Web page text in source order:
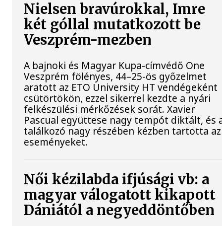
Nielsen bravúrokkal, Imre
két góllal mutatkozott be
Veszprém-mezben
A bajnoki és Magyar Kupa-címvédő One
Veszprém fölényes, 44–25-ös győzelmet
aratott az ETO University HT vendégeként
csütörtökön, ezzel sikerrel kezdte a nyári
felkészülési mérkőzések sorát. Xavier
Pascual együttese nagy tempót diktált, és
találkozó nagy részében kézben tartotta az
eseményeket.
Női kézilabda ifjúsági vb: a
magyar válogatott kikapott
Dániától a negyeddöntőben